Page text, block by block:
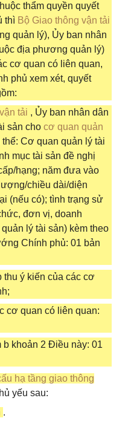
thẩm quyền quyết
thì Bộ Giao thông vận tải
quản lý), Ủy ban nhân
địa phương quản lý)
cơ quan có liên quan,
phủ xem xét, quyết
tải , Ủy ban nhân dân
sản cho cơ quan quản
Cơ quan quản lý tài
mục tài sản đề nghị
hạng; năm đưa vào
chiều dài/diện
(nếu có); tình trạng sử
đơn vị, doanh
lý tài sản) kèm theo
Chính phủ: 01 bản
thu ý kiến của các cơ
cơ quan có liên quan:
khoản 2 Điều này: 01
hạ tầng giao thông
yếu sau:
.